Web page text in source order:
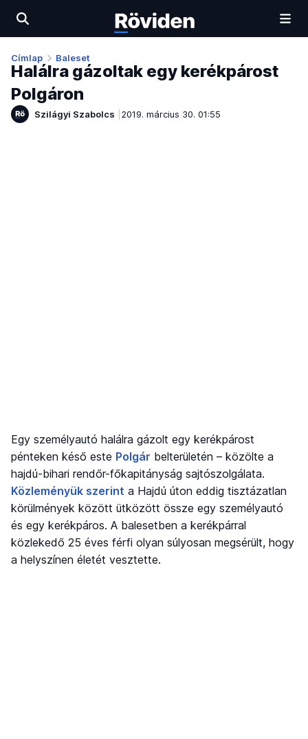
Címlap Baleset
Halálra gázoltak egy kerékpárost
Polgáron
Szilágyi Szabolcs 2019. március 30. 01:55
Egy személyautó halálra gázolt egy kerékpárost
pénteken késő este Polgár belterületén – közölte a
hajdú-bihari rendőr-főkapitányság sajtószolgálata.
Közleményük szerint a Hajdú úton eddig tisztázatlan
körülmények között ütközött össze egy személyautó
és egy kerékpáros. A balesetben a kerékpárral
közlekedő 25 éves férfi olyan súlyosan megsérült, hogy
a helyszínen életét vesztette.